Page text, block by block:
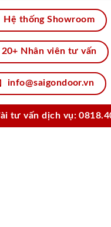
Hệ thống Showroom
20+ Nhân viên tư vấn
info@saigondoor.vn
tư vấn dịch vụ: